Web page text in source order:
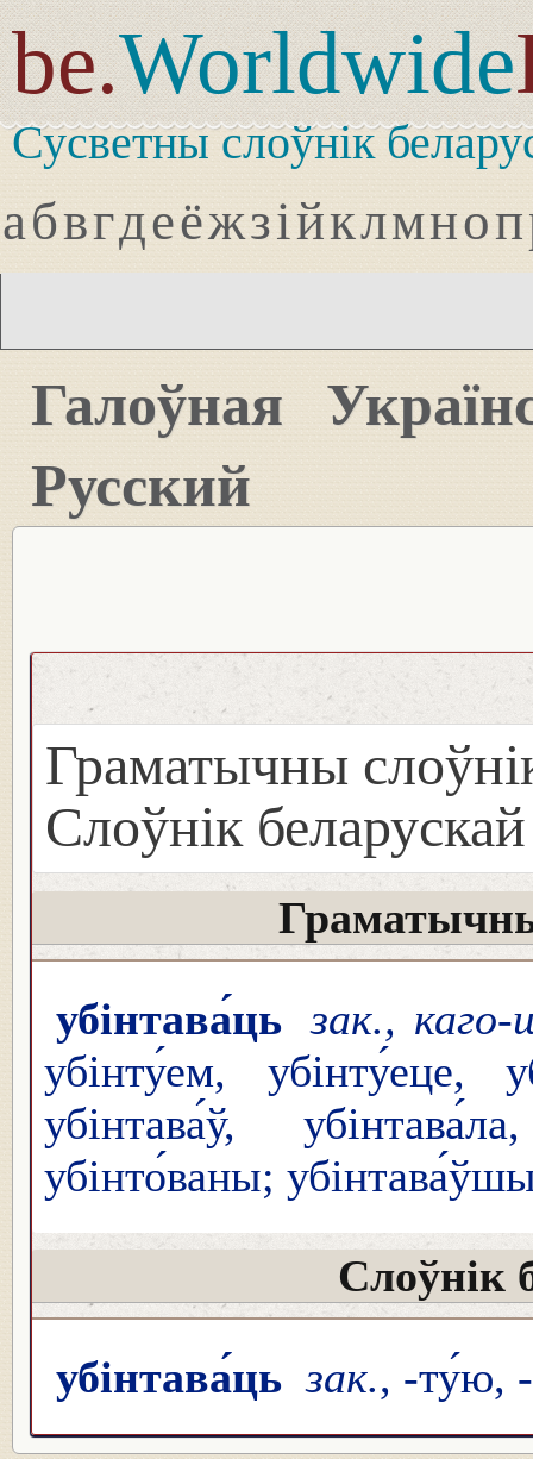
be.Worldwide
Сусветны слоўнік
абвгдеёжзійклмноп
Галоўная
Русский
Граматычны
Слоўнік
убінтава́ць зак.,
убінту́ем, убінту́еце,
убінтава́ў,
убінто́ваны;
Слоўнік
убінтава́ць зак., -ту́ю,